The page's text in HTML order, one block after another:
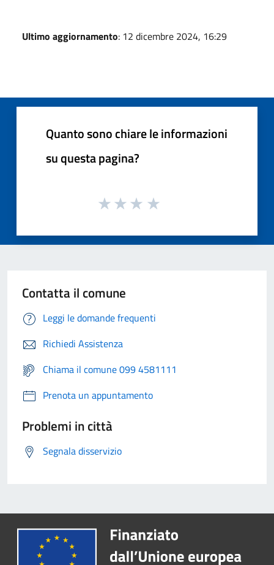
Ultimo aggiornamento: 12 dicembre 2024, 16:29
Quanto sono chiare le informazioni
su questa pagina?
Contatta il comune
Leggi le domande frequenti
Richiedi Assistenza
Chiama il comune 099 4581111
Prenota un appuntamento
Problemi in città
Segnala disservizio